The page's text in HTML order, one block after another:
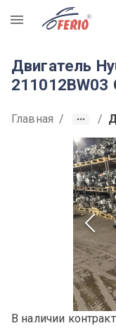
R
Двигатель
211012BW03
Главная / /
В наличии